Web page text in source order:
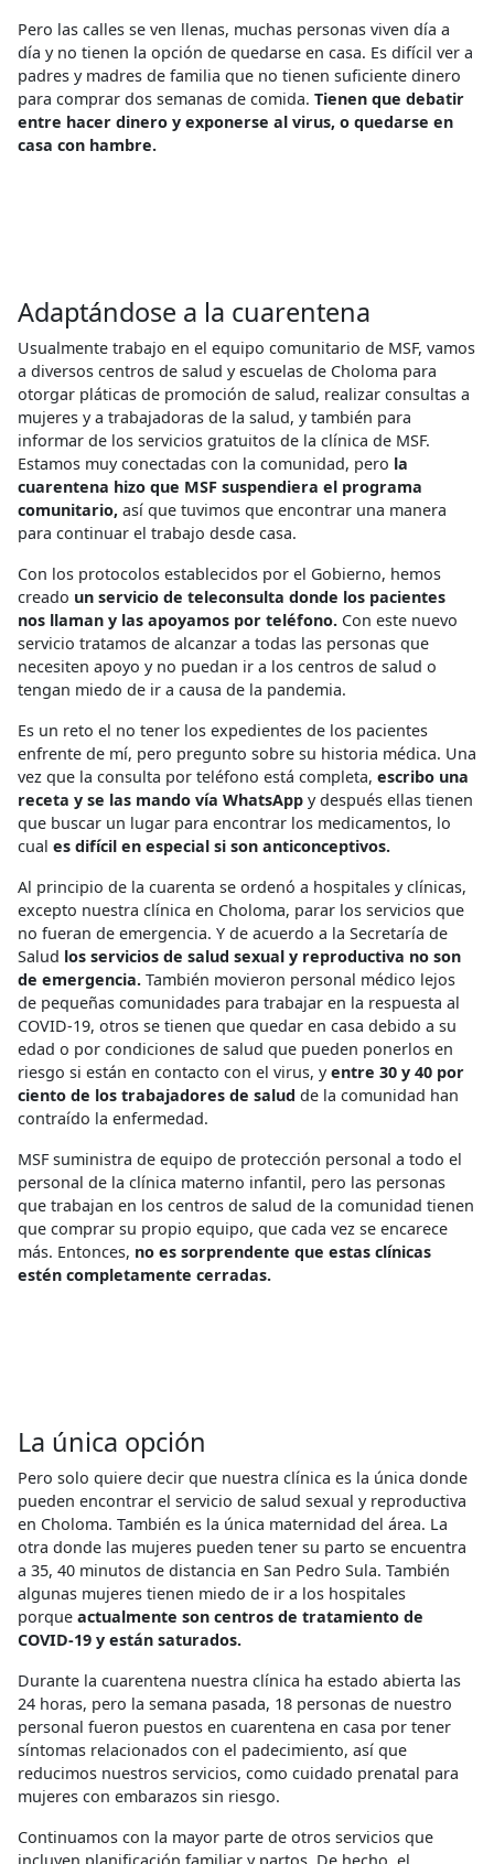
Pero las calles se ven llenas, muchas personas viven día a
día y no tienen la opción de quedarse en casa. Es difícil ver a
padres y madres de familia que no tienen suficiente dinero
para comprar dos semanas de comida. Tienen que debatir
entre hacer dinero y exponerse al virus, o quedarse en
casa con hambre.
Adaptándose a la cuarentena
Usualmente trabajo en el equipo comunitario de MSF, vamos
a diversos centros de salud y escuelas de Choloma para
otorgar pláticas de promoción de salud, realizar consultas a
mujeres y a trabajadoras de la salud, y también para
informar de los servicios gratuitos de la clínica de MSF.
Estamos muy conectadas con la comunidad, pero la
cuarentena hizo que MSF suspendiera el programa
comunitario, así que tuvimos que encontrar una manera
para continuar el trabajo desde casa.
Con los protocolos establecidos por el Gobierno, hemos
creado un servicio de teleconsulta donde los pacientes
nos llaman y las apoyamos por teléfono. Con este nuevo
servicio tratamos de alcanzar a todas las personas que
necesiten apoyo y no puedan ir a los centros de salud o
tengan miedo de ir a causa de la pandemia.
Es un reto el no tener los expedientes de los pacientes
enfrente de mí, pero pregunto sobre su historia médica. Una
vez que la consulta por teléfono está completa, escribo una
receta y se las mando vía WhatsApp y después ellas tienen
que buscar un lugar para encontrar los medicamentos, lo
cual es difícil en especial si son anticonceptivos.
Al principio de la cuarenta se ordenó a hospitales y clínicas,
excepto nuestra clínica en Choloma, parar los servicios que
no fueran de emergencia. Y de acuerdo a la Secretaría de
Salud los servicios de salud sexual y reproductiva no son
de emergencia. También movieron personal médico lejos
de pequeñas comunidades para trabajar en la respuesta al
COVID-19, otros se tienen que quedar en casa debido a su
edad o por condiciones de salud que pueden ponerlos en
riesgo si están en contacto con el virus, yentre 30 y 40 por
ciento de los trabajadores de salud de la comunidad han
contraído la enfermedad.
MSF suministra de equipo de protección personal a todo el
personal de la clínica materno infantil, pero las personas
que trabajan en los centros de salud de la comunidad tienen
que comprar su propio equipo, que cada vez se encarece
más. Entonces, no es sorprendente que estas clínicas
estén completamente cerradas.
La única opción
Pero solo quiere decir que nuestra clínica es la única donde
pueden encontrar el servicio de salud sexual y reproductiva
en Choloma. También es la única maternidad del área. La
otra donde las mujeres pueden tener su parto se encuentra
a 35, 40 minutos de distancia en San Pedro Sula. También
algunas mujeres tienen miedo de ir a los hospitales
porque actualmente son centros de tratamiento de
COVID-19 y están saturados.
Durante la cuarentena nuestra clínica ha estado abierta las
24 horas, pero la semana pasada, 18 personas de nuestro
personal fueron puestos en cuarentena en casa por tener
síntomas relacionados con el padecimiento, así que
reducimos nuestros servicios, como cuidado prenatal para
mujeres con embarazos sin riesgo.
Continuamos con la mayor parte de otros servicios que